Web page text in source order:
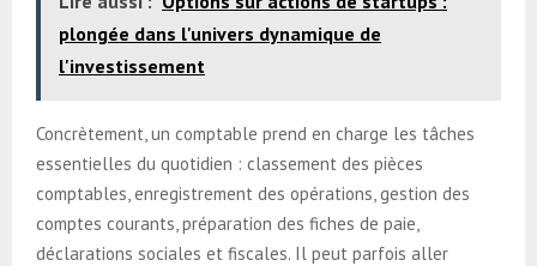
plongée dans l'univers dynamique de
l'investissement
Concrètement, un comptable prend en charge les tâches
essentielles du quotidien : classement des pièces
comptables, enregistrement des opérations, gestion des
comptes courants, préparation des fiches de paie,
déclarations sociales et fiscales. Il peut parfois aller